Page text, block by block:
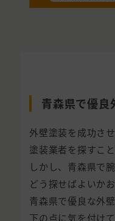
青森県で優良
外壁塗装を成功さ
塗装業者を探すこと
しかし、青森県で
どう探せばよいか
青森県で優良な外
下の点に気を付け